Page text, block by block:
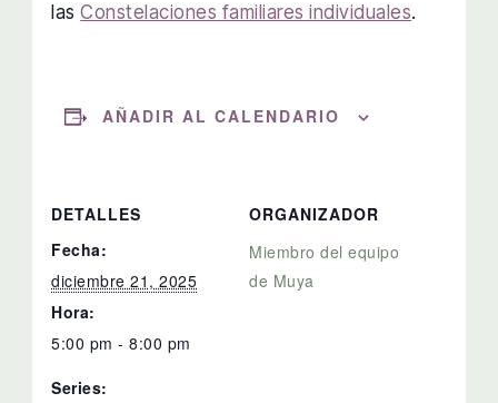
lasConstelaciones familiares individuales.
AÑADIR AL CALENDARIO
DETALLES
Fecha:
diciembre 21, 2025
Hora:
5:00 pm - 8:00 pm
Series:
ORGANIZADOR
Miembro del equipo
de Muya